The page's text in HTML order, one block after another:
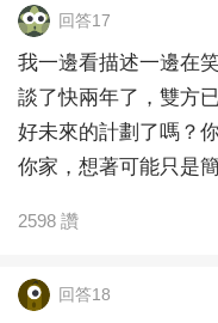
回答17
我一邊看描述一邊在
談了快兩年了，雙方
好未來的計劃了嗎？
你家，想著可能只是
2598 讚
回答18